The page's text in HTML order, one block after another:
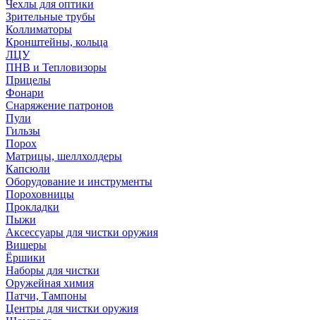
Чехлы для оптики
Зрительные трубы
Коллиматоры
Кронштейны, кольца
ЛЦУ
ПНВ и Тепловизоры
Прицелы
Фонари
Снаряжение патронов
Пули
Гильзы
Порох
Матрицы, шеллхолдеры
Капсюли
Оборудование и инструменты
Пороховницы
Прокладки
Пыжи
Аксессуары для чистки оружия
Вишеры
Ёршики
Наборы для чистки
Оружейная химия
Патчи, Тампоны
Центры для чистки оружия